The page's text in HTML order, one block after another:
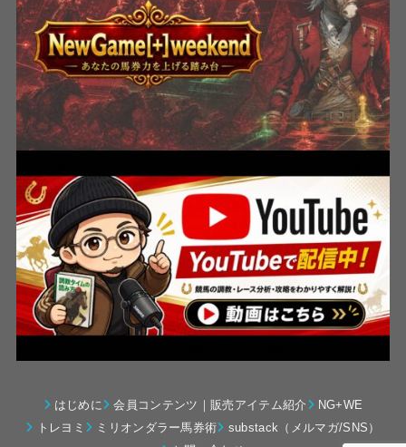
はじめに 会員コンテンツ｜販売アイテム紹介
NG+WE
トレヨミ
ミリオンダラー馬券術
substack（メルマガ/SNS）